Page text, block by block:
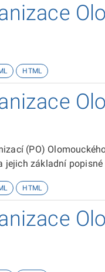
HTML
(PO)
základní
HTML